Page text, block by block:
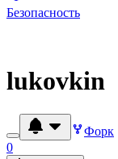
Безопасность
lukovkin
Форк
0